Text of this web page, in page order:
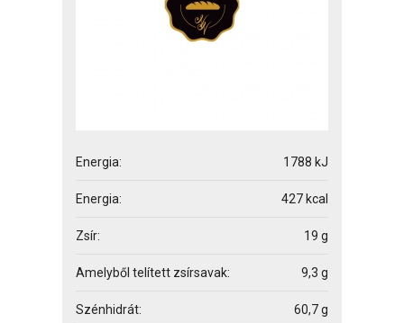
Energia: 1788 kJ
Energia: 427 kcal
Zsír: 19 g
Amelyből telített zsírsavak: 9,3 g
Szénhidrát: 60,7 g